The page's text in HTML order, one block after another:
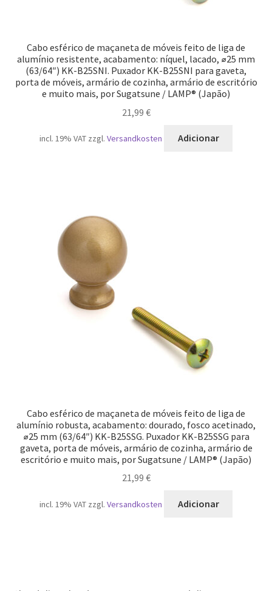
Cabo esférico de maçaneta de móveis feito de liga de
alumínio resistente, acabamento: níquel, lacado, ⌀25 mm
(63/64″) KK-B25SNI. Puxador KK-B25SNI para gaveta,
porta de móveis, armário de cozinha, armário de escritório
e muito mais, por Sugatsune / LAMP® (Japão)
21,99 €
incl. 19% VAT zzgl. Versandkosten Adicionar
Cabo esférico de maçaneta de móveis feito de liga de
alumínio robusta, acabamento: dourado, fosco acetinado,
⌀25 mm (63/64″) KK-B25SSG. Puxador KK-B25SSG para
gaveta, porta de móveis, armário de cozinha, armário de
escritório e muito mais, por Sugatsune / LAMP® (Japão)
21,99 €
incl. 19% VAT zzgl. Versandkosten Adicionar